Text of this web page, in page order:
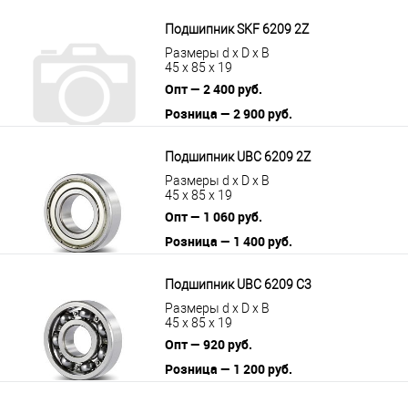
Подшипник SKF 6209 2Z
Размеры d x D x B
45 x 85 x 19
Опт — 2 400 руб.
Розница — 2 900 руб.
Подшипник UBC 6209 2Z
Размеры d x D x B
45 x 85 x 19
Опт — 1 060 руб.
Розница — 1 400 руб.
Подшипник UBC 6209 C3
Размеры d x D x B
45 x 85 x 19
Опт — 920 руб.
Розница — 1 200 руб.